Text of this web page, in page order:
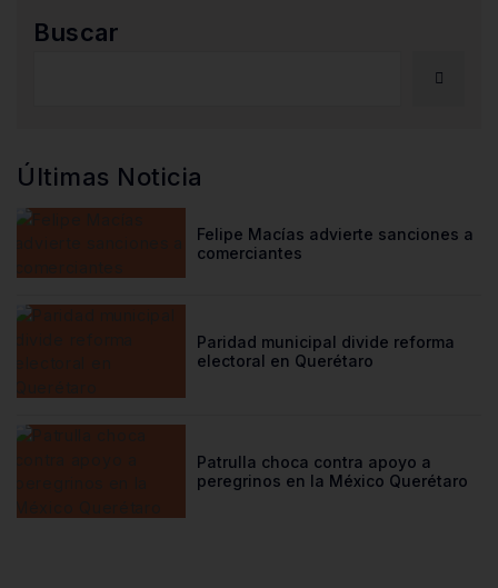
Buscar
Últimas Noticia
Felipe Macías advierte sanciones a
comerciantes
Paridad municipal divide reforma
electoral en Querétaro
Patrulla choca contra apoyo a
peregrinos en la México Querétaro